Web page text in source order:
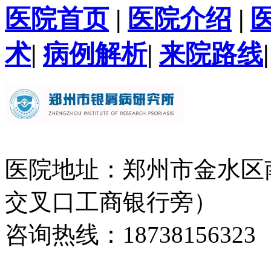
医院首页| 医院介绍 |
术| 病例解析| 来院路线
医院地址：郑州市金水
交叉口工商银行旁）
咨询热线：18738156323